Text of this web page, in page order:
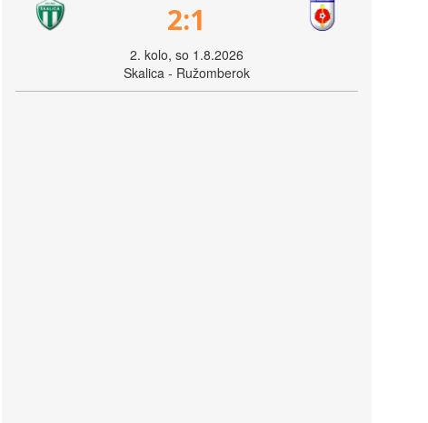
2:1
2. kolo, so 1.8.2026
Skalica - Ružomberok